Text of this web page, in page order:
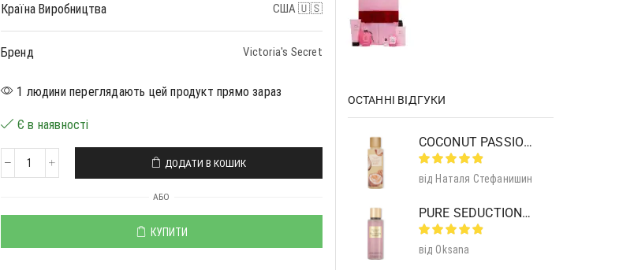
Країна Виробництва США 🇺🇸
Бренд Victoria's Secret
1 людини переглядають цей продукт прямо зараз
Є в наявності
ДОДАТИ В КОШИК
АБО
КУПИТИ
ОСТАННІ ВІДГУКИ
COCONUT PASSION BRULEE BODY MIST
від Наталя Стефанишин
PURE SEDUCTION MIST SHIMMER
від Oksana